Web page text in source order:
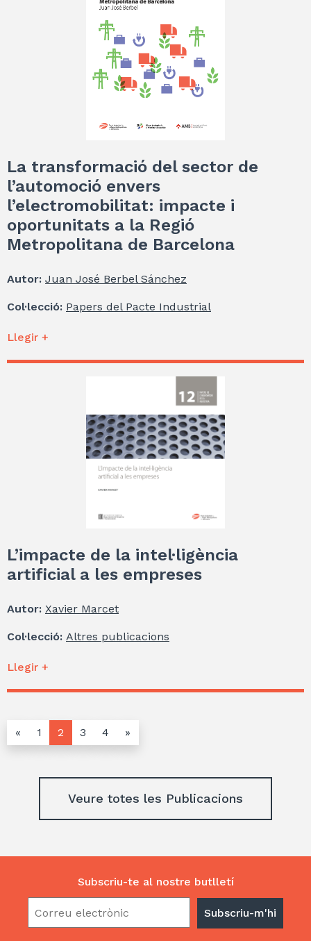
La transformació del sector de
l’automoció envers
l’electromobilitat: impacte i
oportunitats a la Regió
Metropolitana de Barcelona
Autor: Juan José Berbel Sánchez
Col·lecció: Papers del Pacte Industrial
Llegir +
L’impacte de la intel·ligència
artificial a les empreses
Autor: Xavier Marcet
Col·lecció: Altres publicacions
Llegir +
« 1 2 3 4 »
Veure totes les Publicacions
Subscriu-te al nostre butlletí